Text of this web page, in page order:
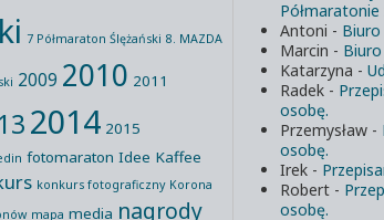
7 Półmaraton Ślężański 8. MAZDA
2009 2010 2011
2014 2015
fotomaraton Idee Kaffee
konkurs fotograficzny Korona
mapa media nagrody
Antoni -
Marcin -
Katarzyna -
Radek -
osobę.
Przemysław -
osobę.
Irek -
Robert -
osobę.